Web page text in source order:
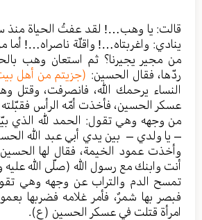
قالت: يا وهب…! لقد عفتُ الحياة منذ
ينادي: واغربتاه…! واقلّة ناصراه…! أما
من مجير يجيرنا؟ ثم استعان وهب
ردّها، فقال الحسين: (جزيتم من أهل
النساء يرحمك الله، فانصرفت، وقتل
عسكر الحسين، فأخذت أمّه الرأس
من وجهه وهي تقول: الحمد لله الذي
– يا ولدي – بين يدي أبي عبد الله
وأخذت عمود الخيمة، فقال لها
أنت وابنك مع رسول الله (صلّى الله عليه
تمسح الدم والتراب عن وجهه وهي
فبصر بها شمرٌ، فأمر غلامه فضربها
امرأة قتلت في عسكر الحسين (ع).